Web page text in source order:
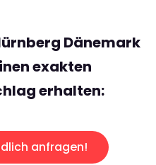
Dänemark
exakten
erhalten:
anfragen!